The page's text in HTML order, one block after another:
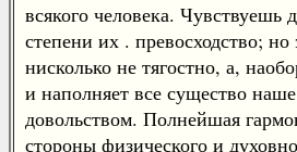
всякого человека. Чувствуешь
степени их . превосходство; но
нисколько не тягостно, а,
и наполняет все существо
довольством. Полнейшая
стороны физического и